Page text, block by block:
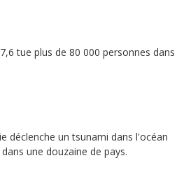
tue plus de 80 000 personnes dans
déclenche un tsunami dans l'océan
une douzaine de pays.